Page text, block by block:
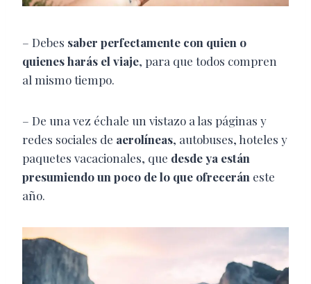
– Debes saber perfectamente con quien o
quienes harás el viaje, para que todos compren
al mismo tiempo.
– De una vez échale un vistazo a las páginas y
redes sociales de aerolíneas, autobuses, hoteles y
paquetes vacacionales, que desde ya están
presumiendo un poco de lo que ofrecerán este
año.